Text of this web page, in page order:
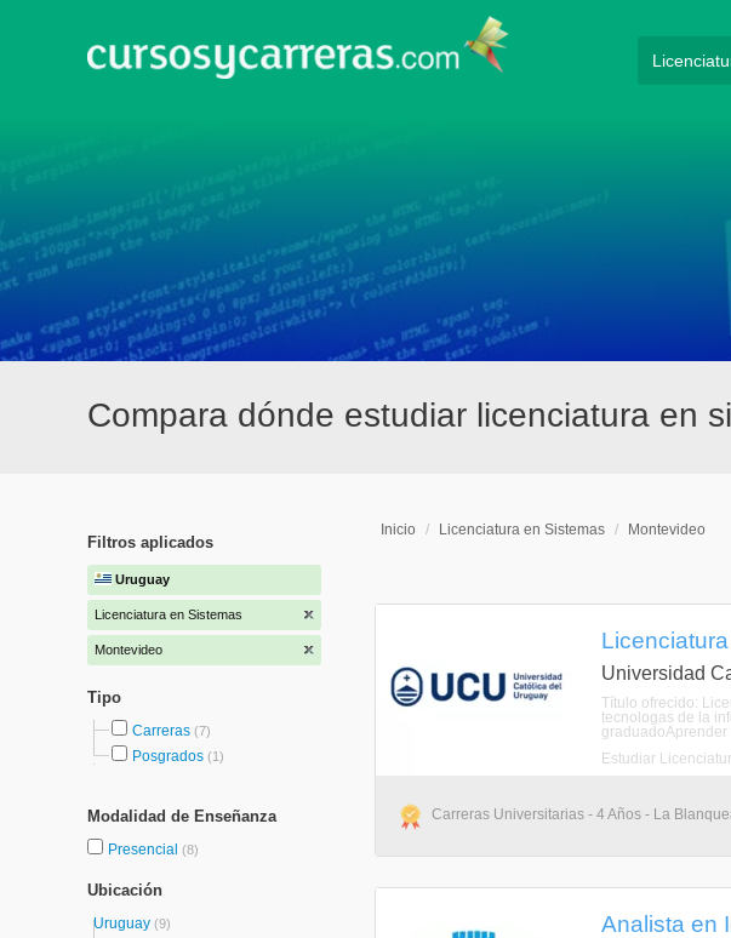
Compara dónde estudiar licenciatura en
Filtros aplicados
Uruguay
Licenciatura en Sistemas
Montevideo
Tipo
Carreras (7)
Posgrados (1)
Modalidad de Enseñanza
Presencial (8)
Ubicación
Uruguay (9)
Inicio / Licenciatura en Sistemas / Montevideo
Universidad
Título ofrecido:
tecnologas de la
graduadoAprender
Estudiar
Carreras Universitarias - 4 Años - La
Analista en